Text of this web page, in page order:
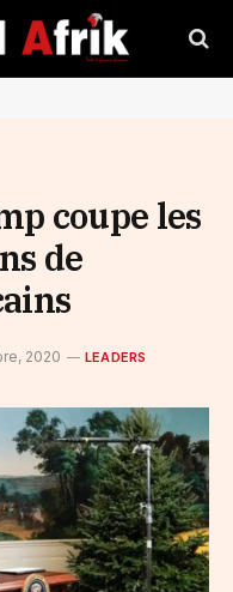
coupe les
de
2020 LEADERS